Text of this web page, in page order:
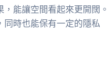
能讓空間看起來更開闊。
同時也能保有一定的隱私